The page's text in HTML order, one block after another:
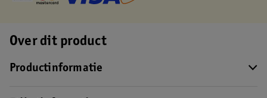
Over dit product
Productinformatie